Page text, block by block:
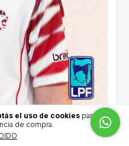
el uso de cookiespara
de compra.
2026 - Cetre (18) - LPF